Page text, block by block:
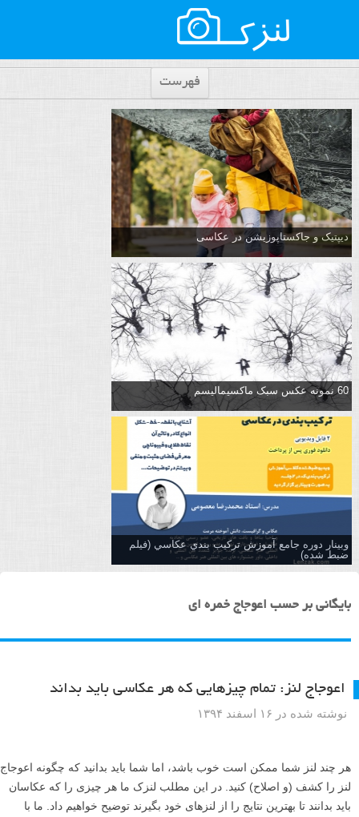
فهرست
دیپتیک و جاکستا‌پوزیشن در عکاسی
60 نمونه عکس سبک ماکسیمالیسم
وبینار دوره جامع آموزش تركيب بندي عكاسي (فیلم
ضبط شده)
بایگانی بر حسب اعوجاج خمره ای
اعوجاج لنز: تمام چیزهایی که هر عکاسی باید بداند
نوشته شده در ۱۶ اسفند ۱۳۹۴
هر چند لنز شما ممکن است خوب باشد، اما شما باید بدانید که چگونه اعوجاج
لنز را کشف (و اصلاح) کنید. در این مطلب لنزک ما هر چیزی را که عکاسان
باید بدانند تا بهترین نتایج را از لنزهای خود بگیرند توضیح خواهیم داد. ما با